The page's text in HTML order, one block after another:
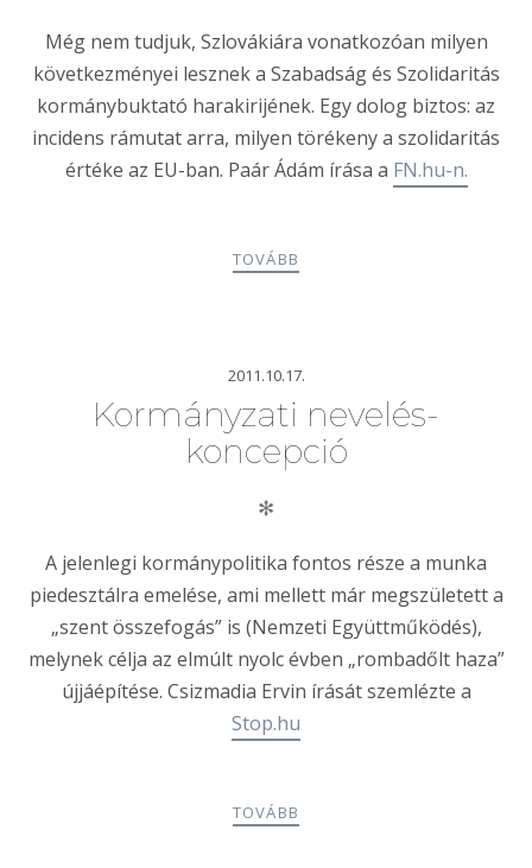
Még nem tudjuk, Szlovákiára vonatkozóan milyen
következményei lesznek a Szabadság és Szolidaritás
kormánybuktató harakirijének. Egy dolog biztos: az
incidens rámutat arra, milyen törékeny a szolidaritás
értéke az EU-ban. Paár Ádám írása a FN.hu-n.
TOVÁBB
2011.10.17.
Kormányzati nevelés-
koncepció
✻
A jelenlegi kormánypolitika fontos része a munka
piedesztálra emelése, ami mellett már megszületett a
„szent összefogás” is (Nemzeti Együttműködés),
melynek célja az elmúlt nyolc évben „rombadőlt haza”
újjáépítése. Csizmadia Ervin írását szemlézte a
Stop.hu
TOVÁBB